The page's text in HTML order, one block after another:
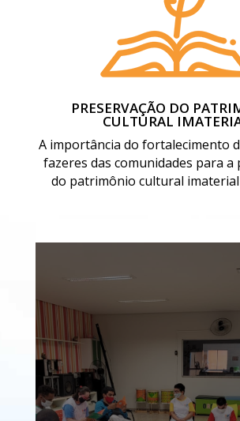
PRESERVAÇÃO DO
CULTURAL
A importância do fortalecimento
fazeres das comunidades para a
do patrimônio cultural
CLUBE DO
LIVRO